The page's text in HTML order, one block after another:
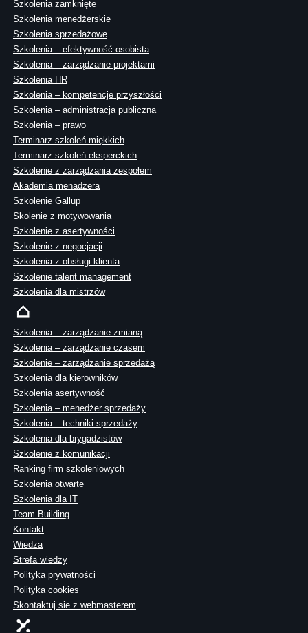
Szkolenia zamknięte
Szkolenia menedżerskie
Szkolenia sprzedażowe
Szkolenia – efektywność osobista
Szkolenia – zarządzanie projektami
Szkolenia HR
Szkolenia – kompetencje przyszłości
Szkolenia – administracja publiczna
Szkolenia – prawo
Terminarz szkoleń miękkich
Terminarz szkoleń eksperckich
Szkolenie z zarządzania zespołem
Akademia menadżera
Szkolenie Gallup
Skolenie z motywowania
Szkolenie z asertywności
Szkolenie z negocjacji
Szkolenia z obsługi klienta
Szkolenie talent management
Szkolenia dla mistrzów
Szkolenia – zarządzanie zmianą
Szkolenia – zarządzanie czasem
Szkolenie – zarządzanie sprzedażą
Szkolenia dla kierowników
Szkolenia asertywność
Szkolenia – menedżer sprzedaży
Szkolenia – techniki sprzedaży
Szkolenia dla brygadzistów
Szkolenie z komunikacji
Ranking firm szkoleniowych
Szkolenia otwarte
Szkolenia dla IT
Team Building
Kontakt
Wiedza
Strefa wiedzy
Polityka prywatności
Polityka cookies
Skontaktuj sie z webmasterem